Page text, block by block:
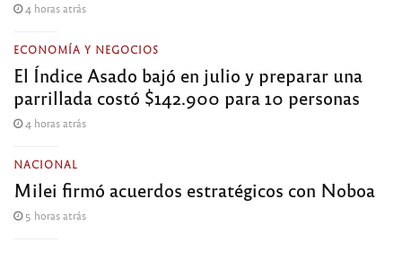
4 horas atrás
ECONOMÍA Y NEGOCIOS
El Índice Asado bajó en julio y preparar una
parrillada costó $142.900 para 10 personas
4 horas atrás
NACIONAL
Milei firmó acuerdos estratégicos con Noboa
5 horas atrás